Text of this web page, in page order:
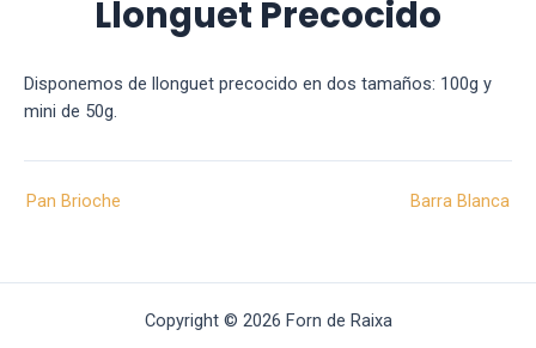
Llonguet Precocido
Disponemos de llonguet precocido en dos tamaños: 100g y
mini de 50g.
Pan Brioche Barra Blanca
Copyright © 2026 Forn de Raixa